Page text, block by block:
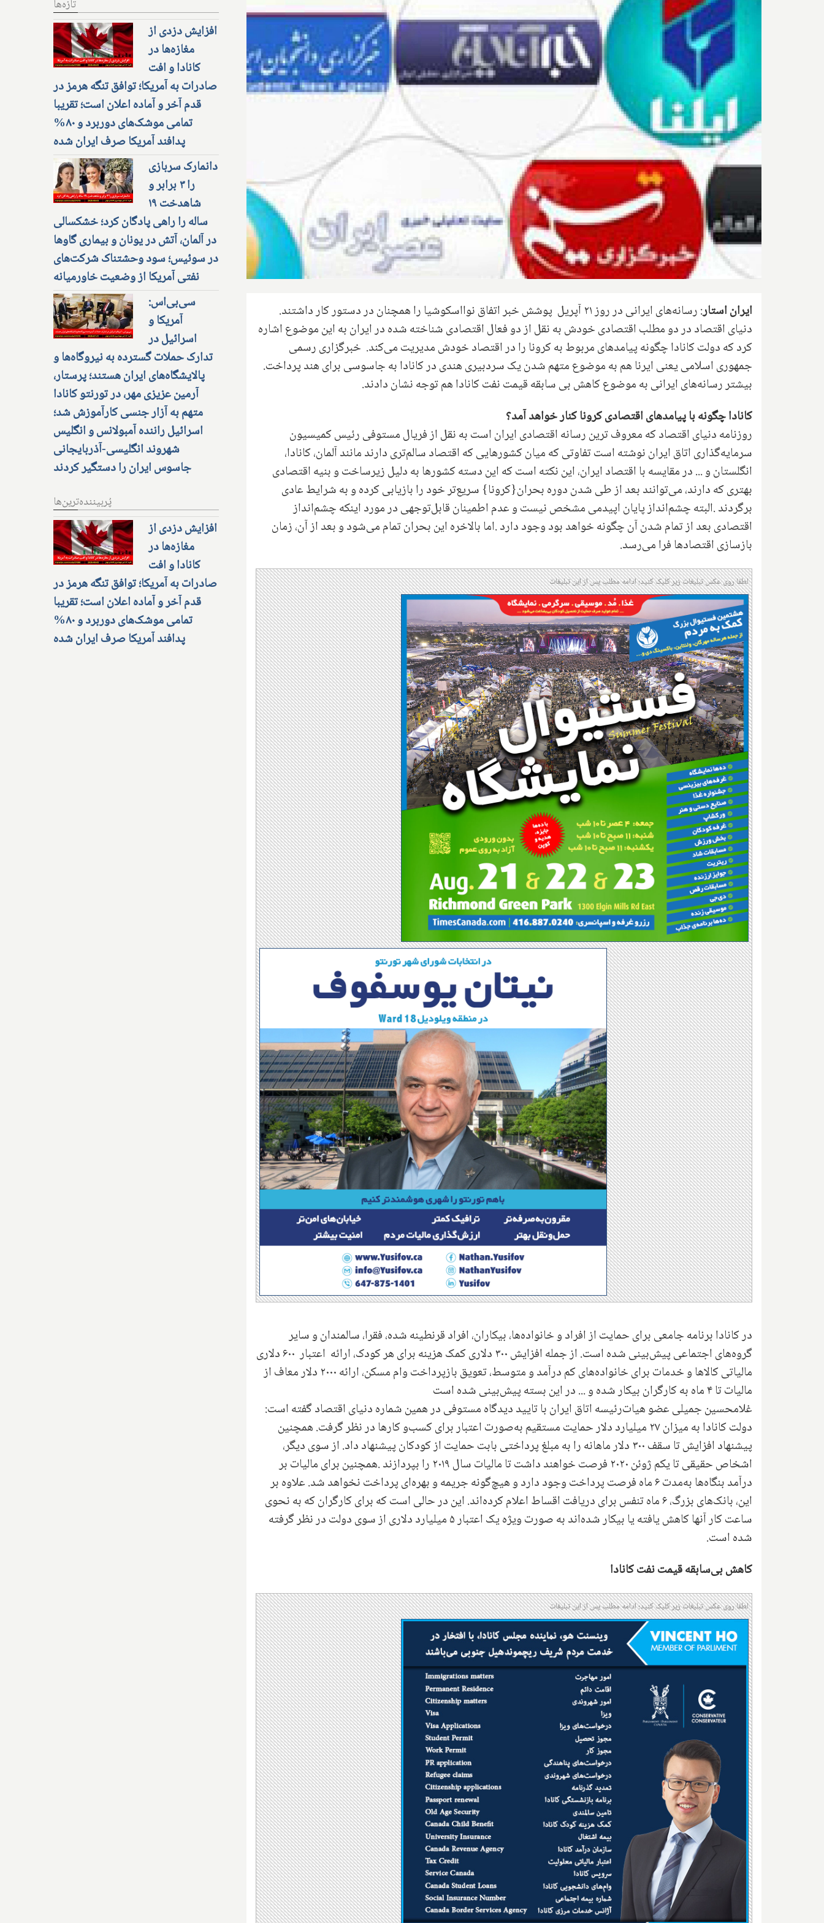
ایران استار
: رسانه‌های ایرانی در روز ۲۱ آپریل پوشش خبر اتفاق نوااسکوشیا را همچنان در دستور کار داشتند.
دنیای اقتصاد در دو مطلب اقتصادی خودش به نقل از دو فعال اقتصادی شناخته شده در ایران به این موضوع اشاره
کرد که دولت کانادا چگونه پیامدهای مربوط به کرونا را در اقتصاد خودش مدیریت می‌کند. خبرگزاری رسمی
جمهوری اسلامی یعنی ایرنا هم به موضوع متهم شدن یک سردبیری هندی در کانادا به جاسوسی برای هند پرداخت.
بیشتر رسانه‌های ایرانی به موضوع کاهش بی سابقه قیمت نفت کانادا هم توجه نشان دادند.
کانادا چگونه با پیامدهای اقتصادی کرونا کنار خواهد آمد؟
روزنامه دنیای اقتصاد که معروف ترین رسانه اقتصادی ایران است به نقل از فریال مستوفی رئیس کمیسیون
سرمایه‌گذاری اتاق ایران نوشته است تفاوتی که میان کشورهایی که اقتصاد سالم‌تری دارند مانند آلمان، کانادا،
انگلستان و ... در مقایسه با اقتصاد ایران، این نکته است که این دسته کشورها به ‌دلیل زیرساخت و بنیه اقتصادی
بهتری که دارند، می‌توانند بعد از طی شدن دوره بحران{کرونا} سریع‌تر خود را بازیابی کرده و به شرایط عادی
برگردند.البته چشم‌انداز پایان اپیدمی مشخص نیست و عدم اطمینان قابل‌توجهی در مورد اینکه چشم‌انداز
اقتصادی بعد از تمام شدن آن چگونه خواهد بود وجود دارد.اما بالاخره این بحران تمام می‌شود و بعد از آن، زمان
بازسازی اقتصادها فرا می‌رسد.
لطفا روی عکس تبلیغات زیر کلیک کنید؛ ادامه مطلب پس از این تبلیغات
در کانادا برنامه جامعی برای حمایت از افراد و خانواده‌ها، بیکاران، افراد قرنطینه شده، فقرا، سالمندان و سایر
گروه‌های اجتماعی پیش‌بینی شده است. از جمله افزایش ۳۰۰ دلاری کمک هزینه برای هر کودک، ارائه اعتبار ۶۰۰ دلاری
مالیاتی کالاها و خدمات برای خانواده‌های کم درآمد و متوسط، تعویق بازپرداخت وام مسکن، ارائه ۲۰۰۰ دلار معاف از
مالیات تا ۴ ماه به کارگران بیکار شده و ... در این بسته پیش‌بینی شده است
غلامحسین جمیلی عضو هیات‌رئیسه اتاق ایران با تایید دیدگاه مستوفی در همین شماره دنیای اقتصاد گفته است:
دولت کانادا به میزان ۲۷ میلیارد دلار حمایت مستقیم به‌صورت اعتبار برای کسب‌و کارها در نظر گرفت. همچنین
پیشنهاد افزایش تا سقف ۳۰۰ دلار ماهانه را به مبلغ پرداختی بابت حمایت از کودکان پیشنهاد داد. از سوی دیگر،
اشخاص حقیقی تا یکم ژوئن ۲۰۲۰ فرصت خواهند داشت تا مالیات سال ۲۰۱۹ را بپردازند
.همچنین برای مالیات بر
درآمد بنگاه‌ها به‌مدت ۶ ماه فرصت پرداخت وجود دارد و هیچ‌گونه جریمه و بهره‌ای پرداخت نخواهد شد. علاوه ‌بر
این، بانک‌های بزرگ، ۶ ماه تنفس برای دریافت اقساط اعلام کرده‌اند. این در حالی است که برای کارگران که به‌ نحوی
ساعت کار آنها کاهش یافته یا بیکار شده‌اند به ‌صورت ویژه یک اعتبار ۵ میلیارد دلاری از سوی دولت در نظر گرفته
شده است.
کاهش بی‌سابقه قیمت نفت کانادا
لطفا روی عکس تبلیغات زیر کلیک کنید؛ ادامه مطلب پس از این تبلیغات
تازه‌ها
افزایش دزدی از
مغازه‌ها در
کانادا و افت
صادرات به آمریکا؛ توافق تنگه هرمز در
قدم آخر و آماده اعلان است؛ تقریبا
تمامی موشک‌های دوربرد و ۸۰%
پدافند آمریکا صرف ایران شده
دانمارک سربازی
را ۳ برابر و
شاهدخت ۱۹
ساله را راهی پادگان کرد؛ خشکسالی
در آلمان، آتش در یونان و بیماری گاوها
در سوئیس؛ سود وحشتناک شرکت‌های
نفتی آمریکا از وضعیت خاورمیانه
سی‌بی‌اس:
آمریکا و
اسرائیل در
تدارک حملات گسترده به نیروگاه‌ها و
پالایشگاه‌های ایران هستند؛ پرستار،
آرمین عزیزی مهر، در تورنتو کانادا
متهم به آزار جنسی کارآموزش شد؛
اسرائیل راننده آمبولانس و انگلیس
شهروند انگلیسی-آذربایجانی
جاسوس ایران را دستگیر کردند
پُربیننده‌ترین‌ها
افزایش دزدی از
مغازه‌ها در
کانادا و افت
صادرات به آمریکا؛ توافق تنگه هرمز در
قدم آخر و آماده اعلان است؛ تقریبا
تمامی موشک‌های دوربرد و ۸۰%
پدافند آمریکا صرف ایران شده